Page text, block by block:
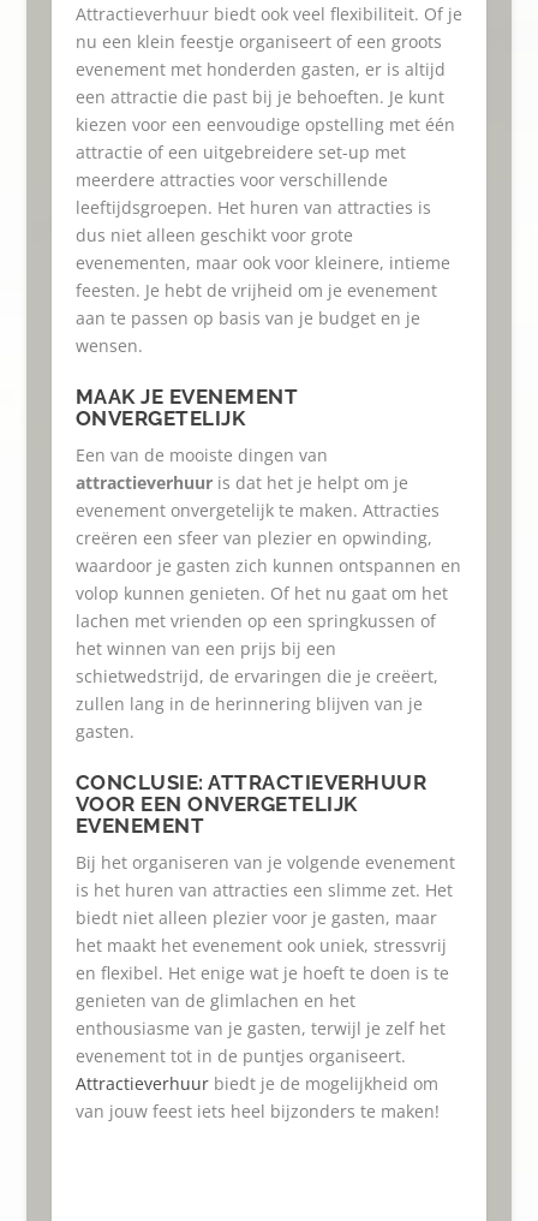
Attractieverhuur biedt ook veel flexibiliteit. Of je
nu een klein feestje organiseert of een groots
evenement met honderden gasten, er is altijd
een attractie die past bij je behoeften. Je kunt
kiezen voor een eenvoudige opstelling met één
attractie of een uitgebreidere set-up met
meerdere attracties voor verschillende
leeftijdsgroepen. Het huren van attracties is
dus niet alleen geschikt voor grote
evenementen, maar ook voor kleinere, intieme
feesten. Je hebt de vrijheid om je evenement
aan te passen op basis van je budget en je
wensen.
MAAK JE EVENEMENT
ONVERGETELIJK
Een van de mooiste dingen van
attractieverhuuris dat het je helpt om je
evenement onvergetelijk te maken. Attracties
creëren een sfeer van plezier en opwinding,
waardoor je gasten zich kunnen ontspannen en
volop kunnen genieten. Of het nu gaat om het
lachen met vrienden op een springkussen of
het winnen van een prijs bij een
schietwedstrijd, de ervaringen die je creëert,
zullen lang in de herinnering blijven van je
gasten.
CONCLUSIE: ATTRACTIEVERHUUR
VOOR EEN ONVERGETELIJK
EVENEMENT
Bij het organiseren van je volgende evenement
is het huren van attracties een slimme zet. Het
biedt niet alleen plezier voor je gasten, maar
het maakt het evenement ook uniek, stressvrij
en flexibel. Het enige wat je hoeft te doen is te
genieten van de glimlachen en het
enthousiasme van je gasten, terwijl je zelf het
evenement tot in de puntjes organiseert.
Attractieverhuur biedt je de mogelijkheid om
van jouw feest iets heel bijzonders te maken!